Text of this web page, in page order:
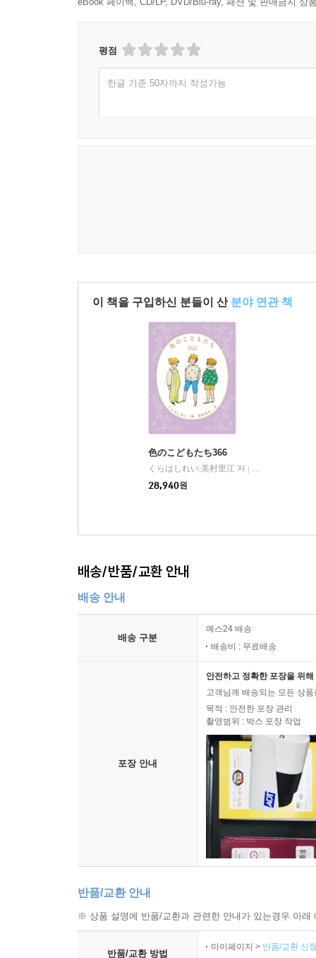
평점
한글 기준 50자까지 작성가능
이 책을 구입하신 분들이 산 분야 연관 책
色のこどもたち366
くらはしれい,美村里江 저
アリス館
28,940원
배송/반품/교환 안내
배송 안내
배송 구분
예스24 배송
배송비 : 무료배송
포장 안내
안전하고 정확한 포장을 위
고객님께 배송되는 모든 상
목적 : 안전한 포장 관리
촬영범위 : 박스 포장 작업
반품/교환 안내
※ 상품 설명에 반품/교환과 관련한 안내가 있는경우 아
반품/교환 방법
마이페이지 > 반품/교환 신